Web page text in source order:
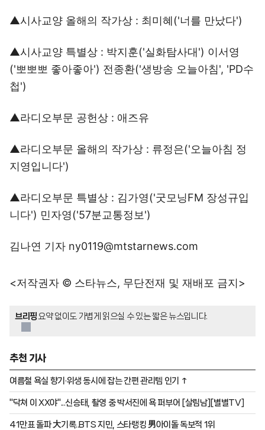
▲시사교양 올해의 작가상 : 최미혜('너를 만났다')
▲시사교양 특별상 : 박지훈('실화탐사대') 이서영
('뽀뽀뽀 좋아좋아') 전종환('생방송 오늘아침', 'PD수
첩')
▲라디오부문 공헌상 : 애즈유
▲라디오부문 올해의 작가상 : 류정은('오늘아침 정
지영입니다')
▲라디오부문 특별상 : 김가영('굿모닝FM 장성규입
니다') 민자영('57분교통정보')
김나연 기자 ny0119@mtstarnews.com
<저작권자 © 스타뉴스, 무단전재 및 재배포 금지>
브리핑 요약 없이도 가볍게 읽으실 수 있는 짧은 뉴스입니다.
추천 기사
여름철 욕실 향기·위생 동시에 잡는 간편 관리템 인기 ↑
"닥쳐 이 XX야"...신승태, 촬영 중 박서진에 욕 퍼부어 [살림남][별별TV]
41만표 돌파 大기록..BTS 지민, 스타랭킹 男아이돌 독보적 1위